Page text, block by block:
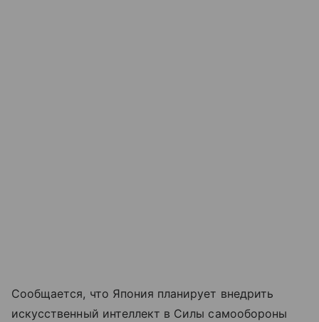
Сообщается, что Япония планирует внедрить
искусственный интеллект в Силы самообороны